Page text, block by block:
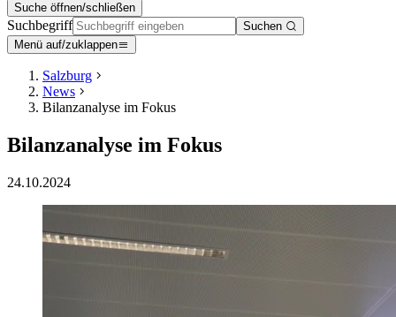
Suche öffnen/schließen
Suchbegriff
Suchen
Menü auf/zuklappen
Salzburg
News
Bilanzanalyse im Fokus
Bilanzanalyse im Fokus
24.10.2024